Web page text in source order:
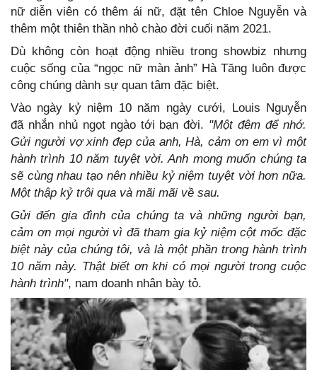
nữ diễn viên có thêm ái nữ, đặt tên Chloe Nguyễn và
thêm một thiên thần nhỏ chào đời cuối năm 2021.
Dù không còn hoạt động nhiều trong showbiz nhưng
cuộc sống của “ngọc nữ màn ảnh” Hà Tăng luôn được
công chúng dành sự quan tâm đặc biệt.
Vào ngày kỷ niệm 10 năm ngày cưới, Louis Nguyễn
đã nhắn nhủ ngọt ngào tới bạn đời. "Một đêm để nhớ.
Gửi người vợ xinh đẹp của anh, Hà, cảm ơn em vì một
hành trình 10 năm tuyệt vời. Anh mong muốn chúng ta
sẽ cùng nhau tạo nên nhiều kỷ niệm tuyệt vời hơn nữa.
Một thập kỷ trôi qua và mãi mãi về sau.
Gửi đến gia đình của chúng ta và những người bạn,
cảm ơn mọi người vì đã tham gia kỷ niệm cột mốc đặc
biệt này của chúng tôi, và là một phần trong hành trình
10 năm này. Thật biết ơn khi có mọi người trong cuộc
hành trình", nam doanh nhân bày tỏ.